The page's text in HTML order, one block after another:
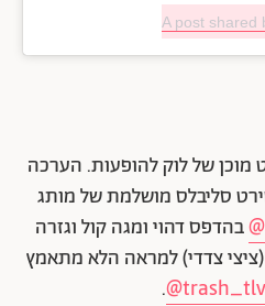
A post shared
של לוק להופעות. הערכה
סליבלס מושלמת של מותג
בהדפס דהוי ומגה קול וגזרה
צדדי) למראה הלא מתאמץ
trash_tlv@
.